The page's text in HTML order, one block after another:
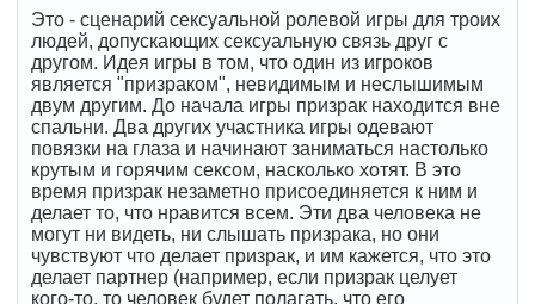
Это - сценарий сексуальной ролевой игры для троих
людей, допускающих сексуальную связь друг с
другом. Идея игры в том, что один из игроков
является "призраком", невидимым и неслышимым
двум другим. До начала игры призрак находится вне
спальни. Два других участника игры одевают
повязки на глаза и начинают заниматься настолько
крутым и горячим сексом, насколько хотят. В это
время призрак незаметно присоединяется к ним и
делает то, что нравится всем. Эти два человека не
могут ни видеть, ни слышать призрака, но они
чувствуют что делает призрак, и им кажется, что это
делает партнер (например, если призрак целует
кого-то, то человек будет полагать, что его